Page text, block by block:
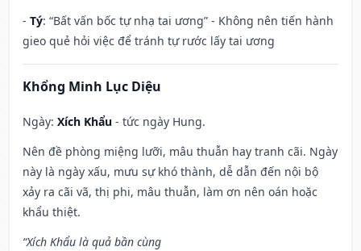
- Tý: “Bất vấn bốc tự nhạ tai ương” - Không nên tiến hành
gieo quẻ hỏi việc để tránh tự rước lấy tai ương
Khổng Minh Lục Diệu
Ngày: Xích Khẩu - tức ngày Hung.
Nên đề phòng miệng lưỡi, mâu thuẫn hay tranh cãi. Ngày
này là ngày xấu, mưu sự khó thành, dễ dẫn đến nội bộ
xảy ra cãi vã, thị phi, mâu thuẫn, làm ơn nên oán hoặc
khẩu thiệt.
“Xích Khẩu là quả bần cùng